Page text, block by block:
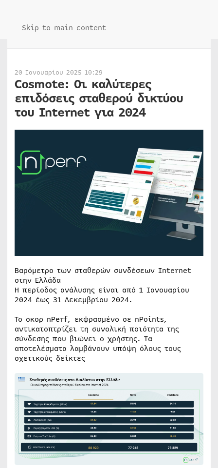
Skip to main content
20 Ιανουαρίου 2025 10:29
Cosmote: Οι καλύτερες
επιδόσεις σταθερού δικτύου
του Internet για 2024
Βαρόμετρο των σταθερών συνδέσεων Internet
στην Ελλάδα
Η περίοδος ανάλυσης είναι από 1 Ιανουαρίου
2024 έως 31 Δεκεμβρίου 2024.
Το σκορ nPerf, εκφρασμένο σε nPoints,
αντικατοπτρίζει τη συνολική ποιότητα της
σύνδεσης που βιώνει ο χρήστης. Τα
αποτελέσματα λαμβάνουν υπόψη όλους τους
σχετικούς δείκτες